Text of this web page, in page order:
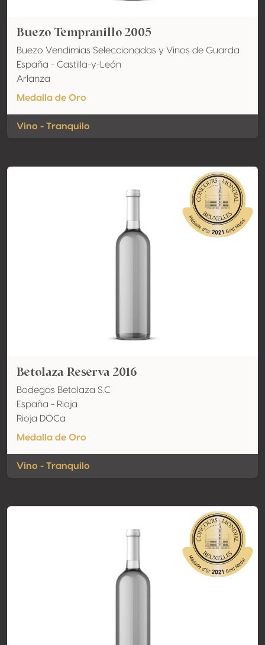
Buezo Tempranillo 2005
Buezo Vendimias Seleccionadas y Vinos de Guarda
España - Castilla-y-León
Arlanza
Medalla de Oro
Vino - Tranquilo
Betolaza Reserva 2016
Bodegas Betolaza S.C
España - Rioja
Rioja DOCa
Medalla de Oro
Vino - Tranquilo